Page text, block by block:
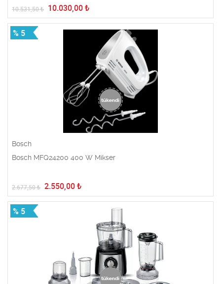
10.531,50₺ 10.030,00 ₺
% 5
Bosch
Bosch MFQ24200 400 W Mikser
2.677,50₺ 2.550,00 ₺
% 5